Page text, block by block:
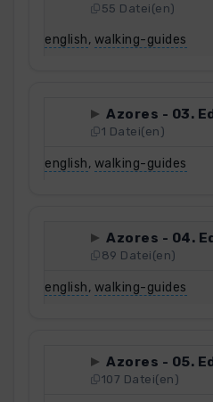
55 Datei(en)
english, walking-guides
Azores - 03.
1 Datei(en)
english, walking-guides
Azores - 04.
89 Datei(en)
english, walking-guides
Azores - 05.
107 Datei(en)